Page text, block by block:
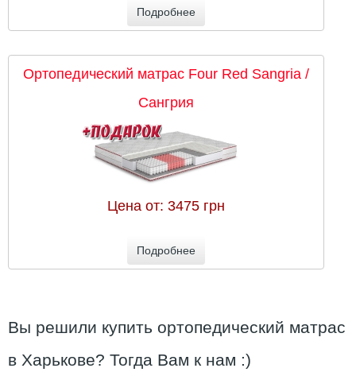
Подробнее
Ортопедический матрас Four Red Sangria /
Сангрия
Цена от:3475 грн
Подробнее
Вы решили купить ортопедический матрас
в Харькове? Тогда Вам к нам :)